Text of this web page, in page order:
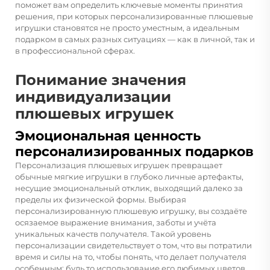
поможет вам определить ключевые моменты принятия
решения, при которых персонализированные плюшевые
игрушки становятся не просто уместным, а идеальным
подарком в самых разных ситуациях — как в личной, так и
в профессиональной сферах.
Понимание значения
индивидуализации
плюшевых игрушек
Эмоциональная ценность
персонализированных подарков
Персонализация плюшевых игрушек превращает
обычные мягкие игрушки в глубоко личные артефакты,
несущие эмоциональный отклик, выходящий далеко за
пределы их физической формы. Выбирая
персонализированную плюшевую игрушку, вы создаёте
осязаемое выражение внимания, заботы и учёта
уникальных качеств получателя. Такой уровень
персонализации свидетельствует о том, что вы потратили
время и силы на то, чтобы понять, что делает получателя
особенным: будь то использование его любимых цветов,